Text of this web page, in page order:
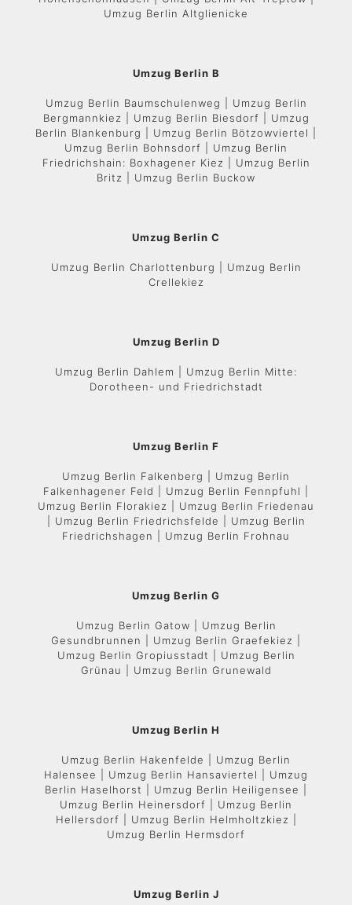
Umzug Berlin Altglienicke
Umzug Berlin B
Umzug Berlin Baumschulenweg | Umzug Berlin
Bergmannkiez | Umzug Berlin Biesdorf | Umzug
Berlin Blankenburg | Umzug Berlin Bötzowviertel |
Umzug Berlin Bohnsdorf | Umzug Berlin
Friedrichshain: Boxhagener Kiez | Umzug Berlin
Britz | Umzug Berlin Buckow
Umzug Berlin C
Umzug Berlin Charlottenburg | Umzug Berlin
Crellekiez
Umzug Berlin D
Umzug Berlin Dahlem | Umzug Berlin Mitte:
Dorotheen- und Friedrichstadt
Umzug Berlin F
Umzug Berlin Falkenberg | Umzug Berlin
Falkenhagener Feld | Umzug Berlin Fennpfuhl |
Umzug Berlin Florakiez | Umzug Berlin Friedenau
| Umzug Berlin Friedrichsfelde | Umzug Berlin
Friedrichshagen | Umzug Berlin Frohnau
Umzug Berlin G
Umzug Berlin Gatow | Umzug Berlin
Gesundbrunnen | Umzug Berlin Graefekiez |
Umzug Berlin Gropiusstadt | Umzug Berlin
Grünau | Umzug Berlin Grunewald
Umzug Berlin H
Umzug Berlin Hakenfelde | Umzug Berlin
Halensee | Umzug Berlin Hansaviertel | Umzug
Berlin Haselhorst | Umzug Berlin Heiligensee |
Umzug Berlin Heinersdorf | Umzug Berlin
Hellersdorf | Umzug Berlin Helmholtzkiez |
Umzug Berlin Hermsdorf
Umzug Berlin J